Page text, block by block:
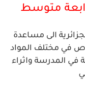
متوسط
الى مساعدة
في مختلف المواد
في المدرسة واثراء